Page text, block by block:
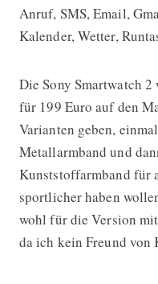
Anruf, SMS, Email,
Kalender, Wetter,
Die Sony Smartwatch
für 199 Euro auf den
Varianten geben,
Metallarmband und
Kunststoffarmband für
sportlicher haben
wohl für die Version
da ich kein Freund von